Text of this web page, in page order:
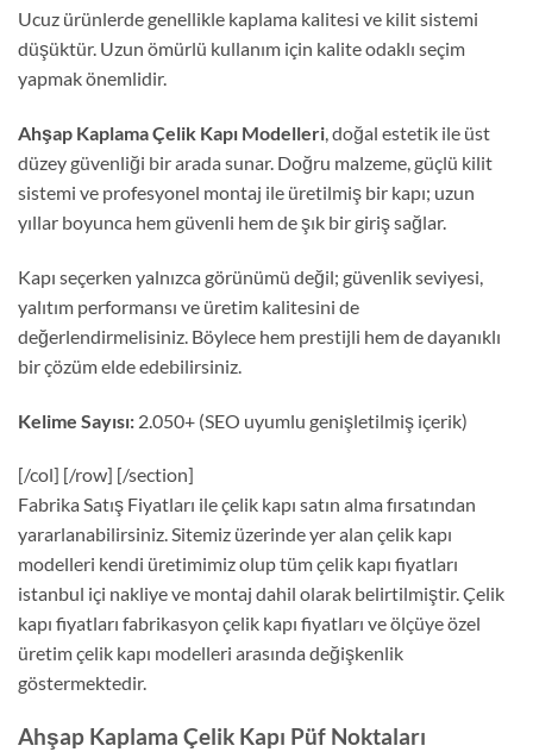
Ucuz ürünlerde genellikle kaplama kalitesi ve kilit sistemi
düşüktür. Uzun ömürlü kullanım için kalite odaklı seçim
yapmak önemlidir.
Ahşap Kaplama Çelik Kapı Modelleri, doğal estetik ile üst
düzey güvenliği bir arada sunar. Doğru malzeme, güçlü kilit
sistemi ve profesyonel montaj ile üretilmiş bir kapı; uzun
yıllar boyunca hem güvenli hem de şık bir giriş sağlar.
Kapı seçerken yalnızca görünümü değil; güvenlik seviyesi,
yalıtım performansı ve üretim kalitesini de
değerlendirmelisiniz. Böylece hem prestijli hem de dayanıklı
bir çözüm elde edebilirsiniz.
Kelime Sayısı: 2.050+ (SEO uyumlu genişletilmiş içerik)
[/col] [/row] [/section]
Fabrika Satış Fiyatları ile çelik kapı satın alma fırsatından
yararlanabilirsiniz. Sitemiz üzerinde yer alan çelik kapı
modelleri kendi üretimimiz olup tüm çelik kapı fiyatları
istanbul içi nakliye ve montaj dahil olarak belirtilmiştir. Çelik
kapı fiyatları fabrikasyon çelik kapı fiyatları ve ölçüye özel
üretim çelik kapı modelleri arasında değişkenlik
göstermektedir.
Ahşap Kaplama Çelik Kapı Püf Noktaları